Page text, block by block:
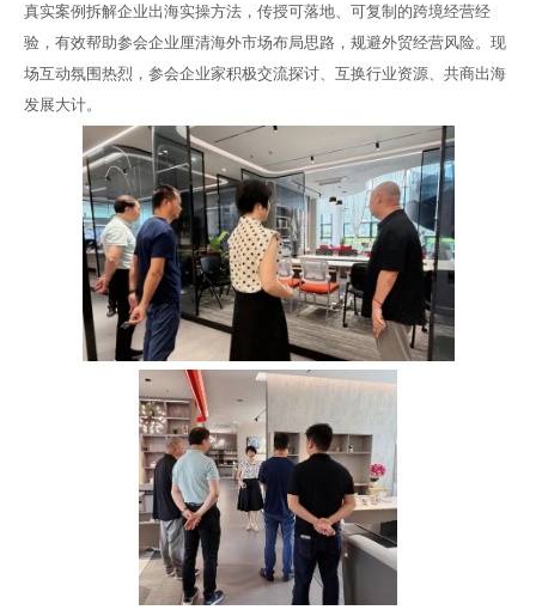
真实案例拆解企业出海实操方法，传授可落地、可复制的跨境经营经
验，有效帮助参会企业厘清海外市场布局思路，规避外贸经营风险。现
场互动氛围热烈，参会企业家积极交流探讨、互换行业资源、共商出海
发展大计。